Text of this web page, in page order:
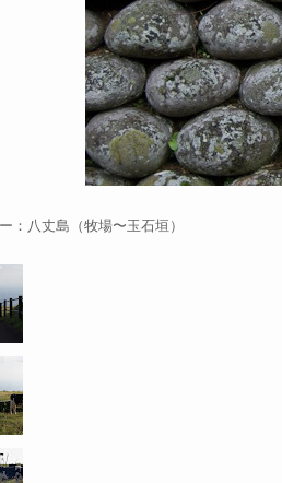
：八丈島（牧場〜玉石垣）